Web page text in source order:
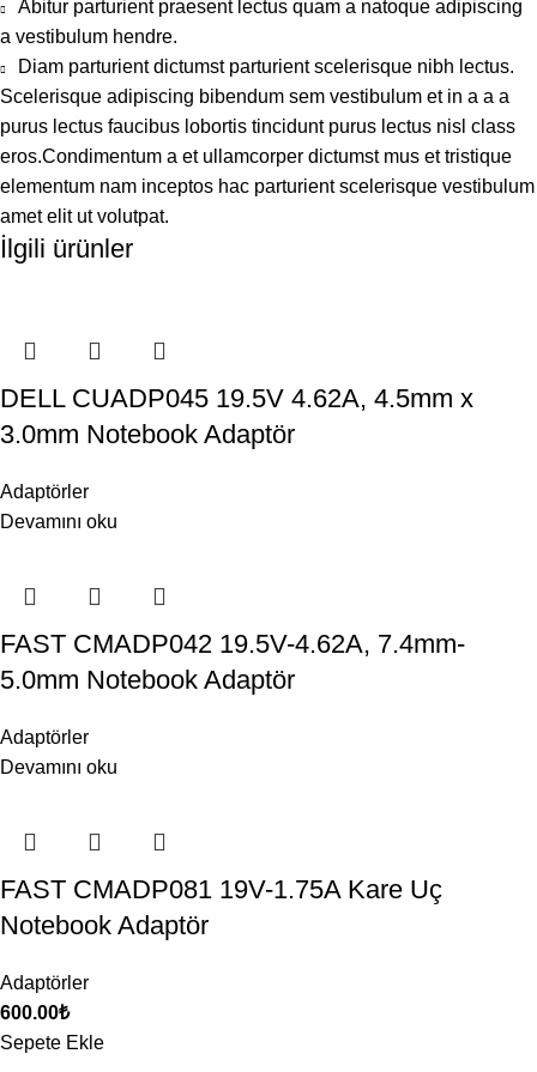
Abitur parturient praesent lectus quam a natoque adipiscing
a vestibulum hendre.
Diam parturient dictumst parturient scelerisque nibh lectus.
Scelerisque adipiscing bibendum sem vestibulum et in a a a
purus lectus faucibus lobortis tincidunt purus lectus nisl class
eros.Condimentum a et ullamcorper dictumst mus et tristique
elementum nam inceptos hac parturient scelerisque vestibulum
amet elit ut volutpat.
İlgili ürünler
DELL CUADP045 19.5V 4.62A, 4.5mm x
3.0mm Notebook Adaptör
Adaptörler
Devamını oku
FAST CMADP042 19.5V-4.62A, 7.4mm-
5.0mm Notebook Adaptör
Adaptörler
Devamını oku
FAST CMADP081 19V-1.75A Kare Uç
Notebook Adaptör
Adaptörler
600.00₺
Sepete Ekle